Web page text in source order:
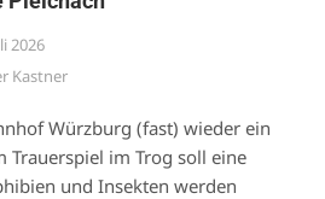
2026
Kastner
Würzburg (fast) wieder ein
Trauerspiel im Trog soll eine
und Insekten werden